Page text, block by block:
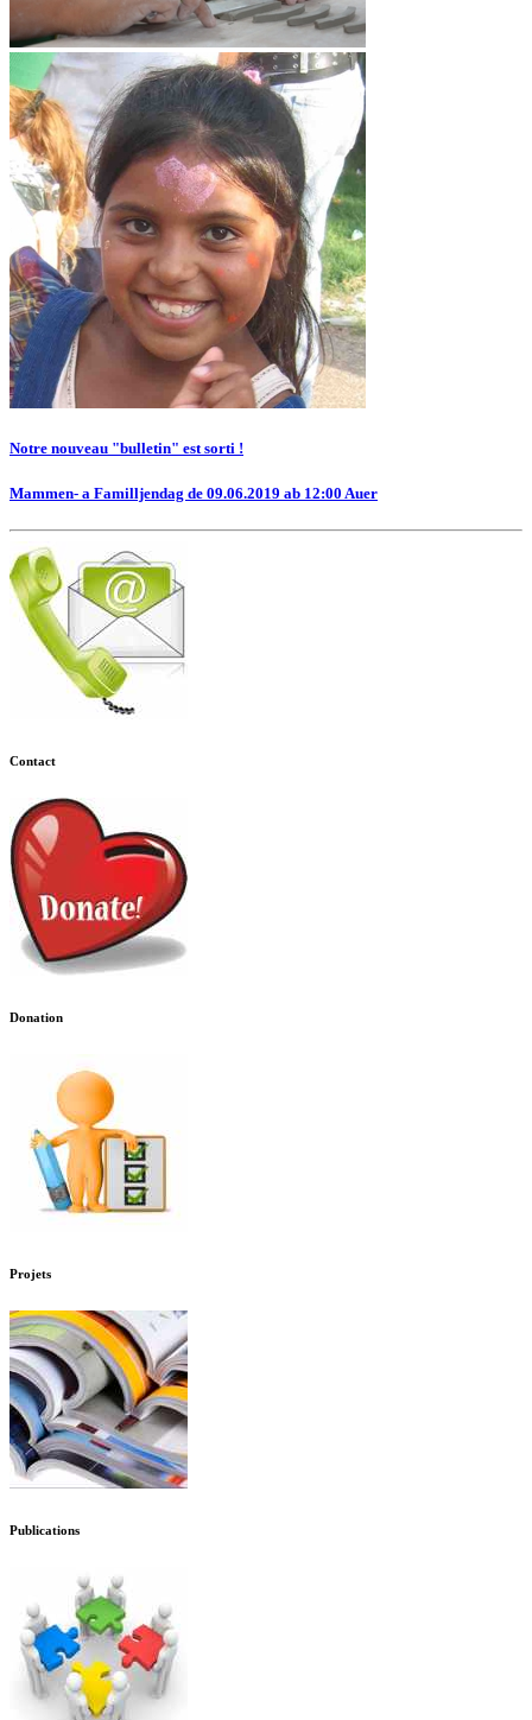
Notre nouveau "bulletin" est sorti !
Mammen- a Familljendag de 09.06.2019 ab 12:00 Auer
Contact
Donation
Projets
Publications